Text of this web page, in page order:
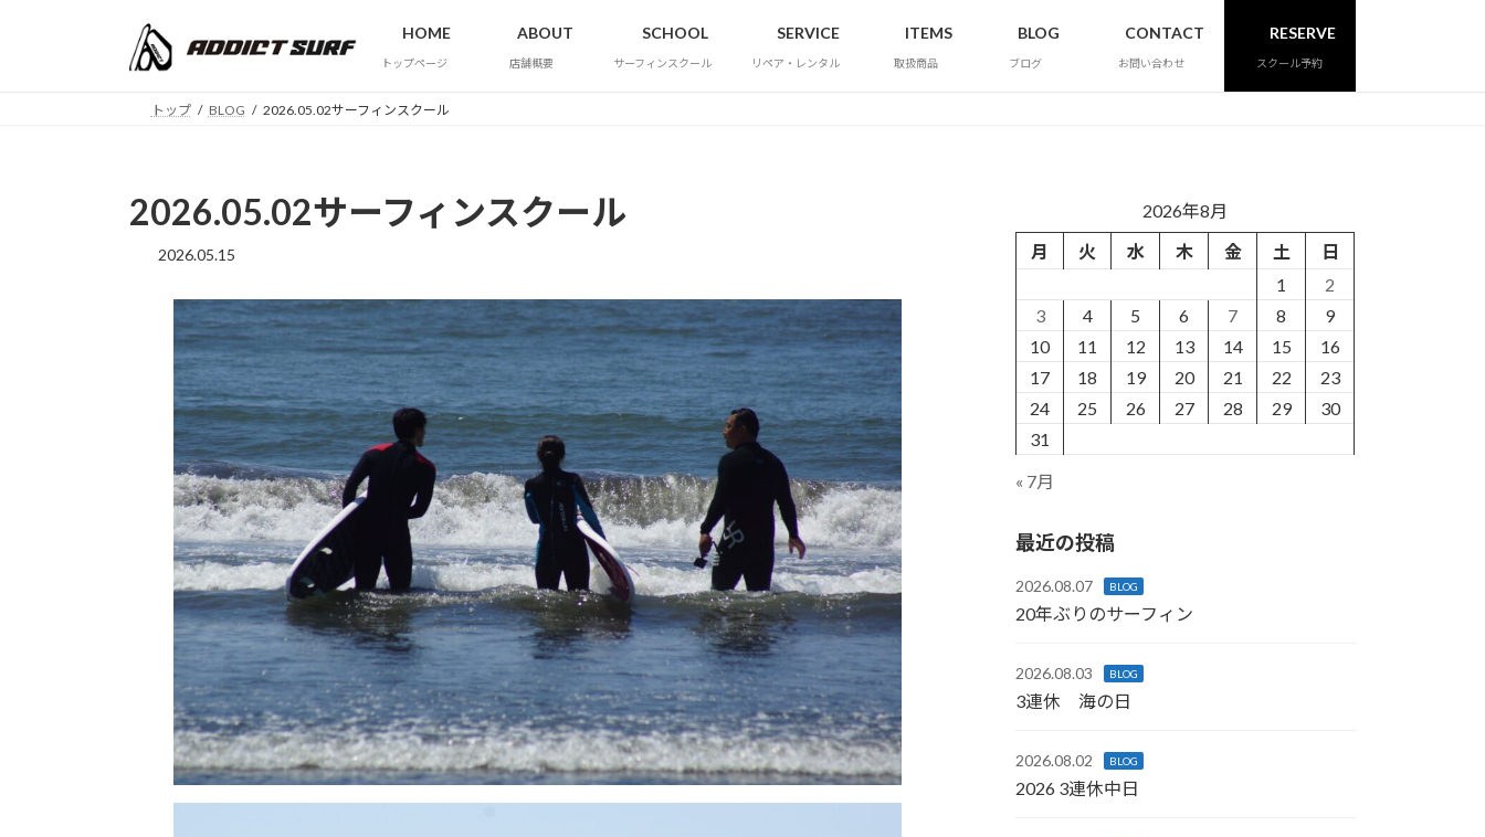
HOME
トップページ
ABOUT
店舗概要
SCHOOL
サーフィンスクール
SERVICE
リペア・レンタル
ITEMS
取扱商品
BLOG
ブログ
CONTACT
お問い合わせ
RESERVE
スクール予約
トップ BLOG 2026.05.02サーフィンスクール
2026.05.02サーフィンスクール
2026.05.15
2026年8月
月
火 水 木 金 土
日
1
2
3
4 5 6 7 8
9
10
11 12 13 14 15
16
17
18 19 20 21 22
23
24
25 26 27 28 29
30
31
« 7月
最近の投稿
2026.08.07 BLOG
20年ぶりのサーフィン
2026.08.03 BLOG
3連休 海の日
2026.08.02 BLOG
2026 3連休中日